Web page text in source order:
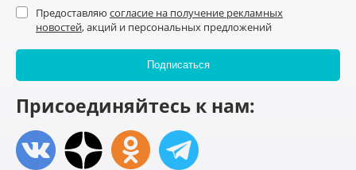
Предоставляю согласие на получение рекламных
новостей, акций и персональных предложений
Присоединяйтесь к нам: